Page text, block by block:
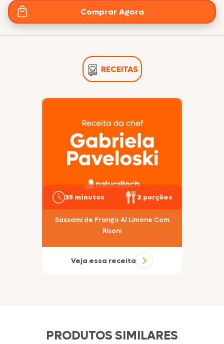
Comprar Agora
RECEITAS
35 minutos 2 porções
Sassami de Frango Al Limone Com
Risoni
Veja essa receita
PRODUTOS SIMILARES